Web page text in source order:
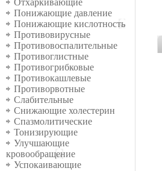
Отхаркивающие
Понижающие давление
Понижающие кислотность
Противовирусные
Противовоспалительные
Противоглистные
Противогрибковые
Противокашлевые
Противорвотные
Слабительные
Снижающие холестерин
Спазмолитические
Тонизирующие
Улучшающие
кровообращение
Успокаивающие